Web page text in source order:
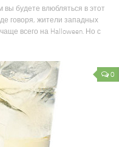
будете влюбляться в этот
говоря, жители западных
всего на Halloween. Но с
0